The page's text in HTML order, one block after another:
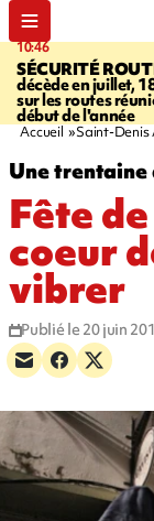
10:46
SÉCURITÉ
décède en juillet,
sur les routes
début de l'année
Accueil Saint-Denis
Une
Fête
coeur
vibrer
Publié le 20 juin